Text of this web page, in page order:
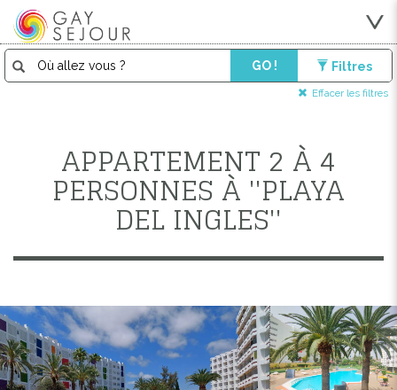
GO ! Filtres
Effacer les filtres
APPARTEMENT 2 À 4
PERSONNES À ''PLAYA
DEL INGLES''